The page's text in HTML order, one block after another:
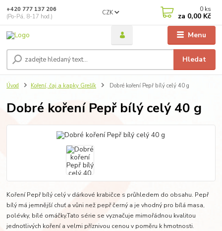
Menu
CZK
Hledat
+420 777 137 206
(Po-Pá, 8-17 hod.)
0 ks
za 0,00 Kč
Úvod Koření, čaj a kapky Grešík Dobré koření Pepř bílý celý 40 g
Dobré koření Pepř bílý celý 40 g
Koření Pepř bílý celý v dárkové krabičce s průhledem do obsahu. Pepř
bílý má jemnější chuť a vůni než pepř černý a je vhodný pro bílá masa,
polévky, bílé omáčky.Tato série se vyznačuje mimořádnou kvalitou
jednotlivých koření a velmi příznivou cenou v poměru k hmotnosti.